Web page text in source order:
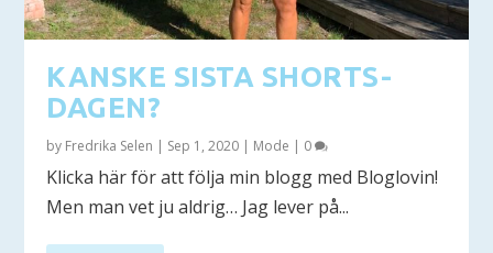
KANSKE SISTA SHORTS-
DAGEN?
by Fredrika Selen | Sep 1, 2020 | Mode | 0
Klicka här för att följa min blogg med Bloglovin!
Men man vet ju aldrig… Jag lever på...